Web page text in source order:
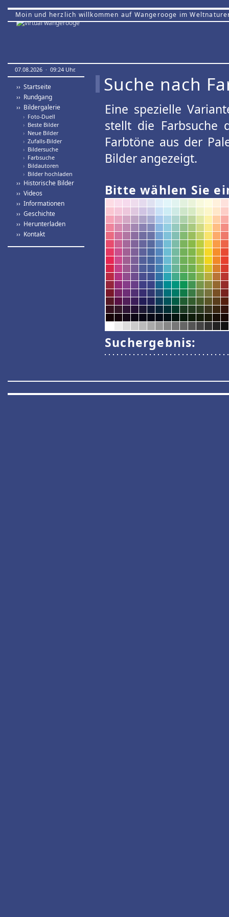
Moin und herzlich willkommen auf Wangerooge im
07.08.2026 · 09:24 Uhr.
›› Startseite
›› Rundgang
›› Bildergalerie
› Foto-Duell
› Beste Bilder
› Neue Bilder
› Zufalls-Bilder
› Bildersuche
› Farbsuche
› Bildautoren
› Bilder hochladen
›› Historische Bilder
›› Videos
›› Informationen
›› Geschichte
›› Herunterladen
›› Kontakt
Suche nach
Eine spezielle
stellt die Farbsuche
Farbtöne aus der
Bilder angezeigt.
Bitte wählen Sie
Suchergebnis: